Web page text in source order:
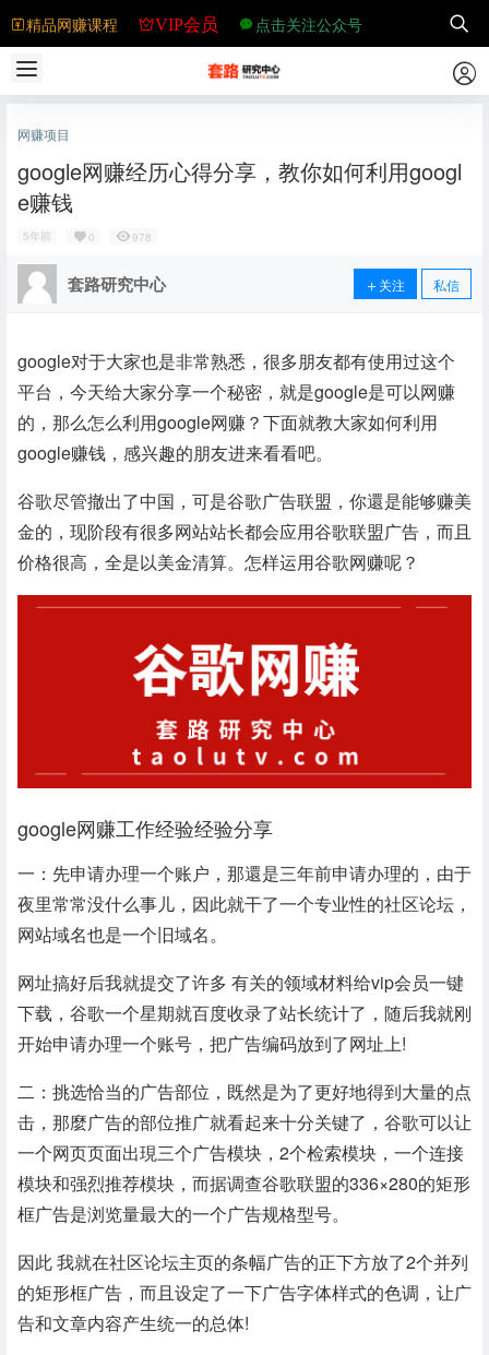
精品网赚课程 VIP会员 点击关注公众号
网赚项目
google网赚经历心得分享，教你如何利用googl
e赚钱
5年前 0 978
套路研究中心 关注 私信
google对于大家也是非常熟悉，很多朋友都有使用过这个
平台，今天给大家分享一个秘密，就是google是可以网赚
的，那么怎么利用google网赚？下面就教大家如何利用
google赚钱，感兴趣的朋友进来看看吧。
谷歌尽管撤出了中国，可是谷歌广告联盟，你還是能够赚美
金的，现阶段有很多网站站长都会应用谷歌联盟广告，而且
价格很高，全是以美金清算。怎样运用谷歌网赚呢？
google网赚工作经验经验分享
一：先申请办理一个账户，那還是三年前申请办理的，由于
夜里常常没什么事儿，因此就干了一个专业性的社区论坛，
网站域名也是一个旧域名。
网址搞好后我就提交了许多 有关的领域材料给vip会员一键
下载，谷歌一个星期就百度收录了站长统计了，随后我就刚
开始申请办理一个账号，把广告编码放到了网址上!
二：挑选恰当的广告部位，既然是为了更好地得到大量的点
击，那麼广告的部位推广就看起来十分关键了，谷歌可以让
一个网页页面出現三个广告模块，2个检索模块，一个连接
模块和强烈推荐模块，而据调查谷歌联盟的336×280的矩形
框广告是浏览量最大的一个广告规格型号。
因此 我就在社区论坛主页的条幅广告的正下方放了2个并列
的矩形框广告，而且设定了一下广告字体样式的色调，让广
告和文章内容产生统一的总体!